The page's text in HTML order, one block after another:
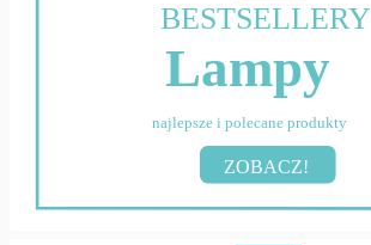
BESTSELLERY
Lampy
najlepsze i polecane produkty
ZOBACZ!